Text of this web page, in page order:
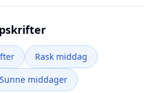
Rask middag
Sunne middager